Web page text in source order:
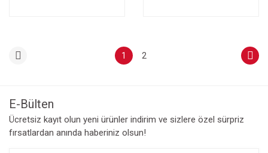
1 2
E-Bülten
Ücretsiz kayıt olun yeni ürünler indirim ve sizlere özel sürpriz
fırsatlardan anında haberiniz olsun!